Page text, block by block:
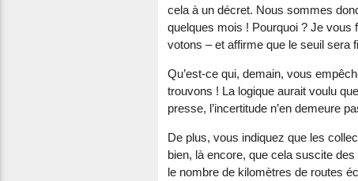
cela à un décret. Nous sommes
quelques mois ! Pourquoi ? Je vous
votons – et affirme que le seuil sera
Qu’est-ce qui, demain, vous
trouvons ! La logique aurait voulu
presse, l’incertitude n’en demeure
De plus, vous indiquez que les
bien, là encore, que cela suscite
le nombre de kilomètres de routes